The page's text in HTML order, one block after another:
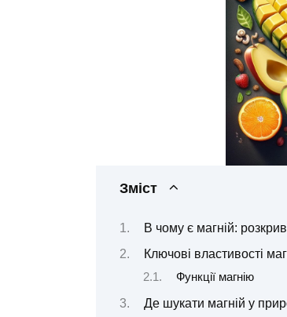
Зміст
В чому є магній:
Ключові властивості
Функції магнію
Де шукати магній у